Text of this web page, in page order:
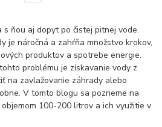
ňou aj dopyt po čistej pitnej vode.
je náročná a zahŕňa množstvo krokov,
produktov a spotrebe energie.
problému je získavanie vody z
na zavlažovanie záhrady alebo
V tomto blogu sa pozrieme na
100-200 litrov a ich využitie v